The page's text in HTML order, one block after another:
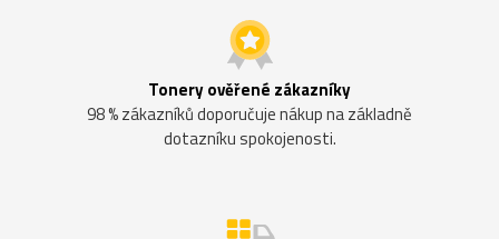
Tonery ověřené zákazníky
98 % zákazníků doporučuje nákup na základně
dotazníku spokojenosti.